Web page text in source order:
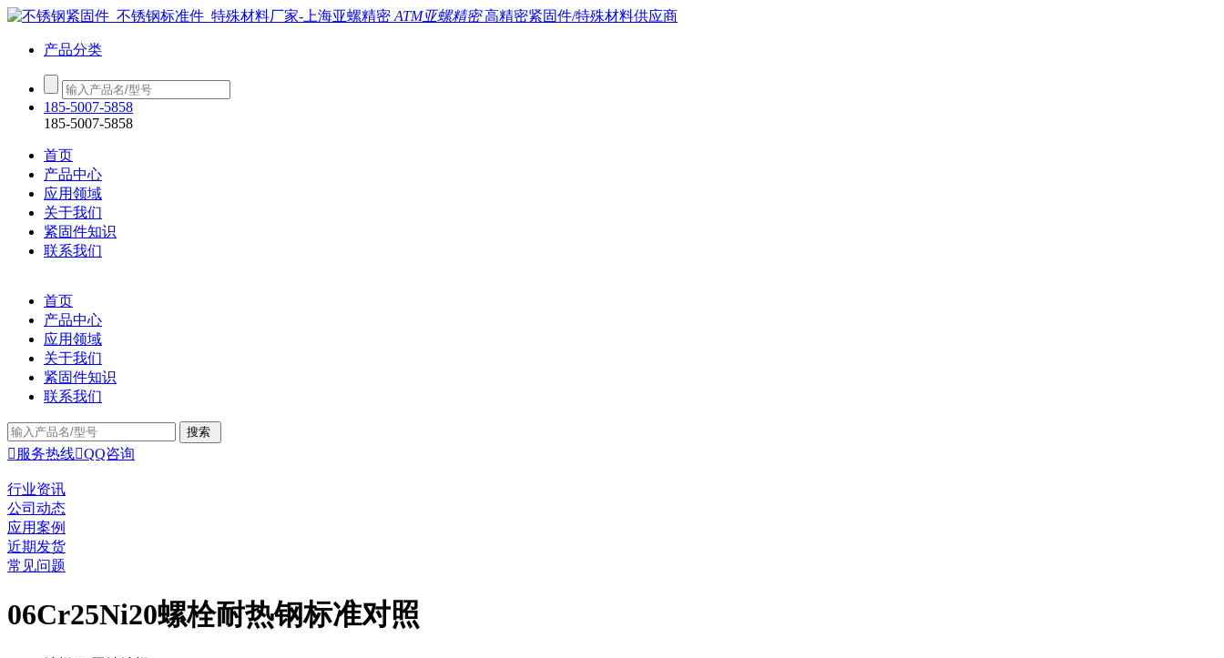
ATM亚螺精密高精密紧固件/特殊材料供应商
产品分类
185-5007-5858
185-5007-5858
首页
产品中心
应用领域
关于我们
紧固件知识
联系我们
首页
产品中心
应用领域
关于我们
紧固件知识
联系我们
 服务热线QQ咨询
行业资讯
公司动态
应用案例
近期发货
常见问题
06Cr25Ni20螺栓耐热钢标准对照